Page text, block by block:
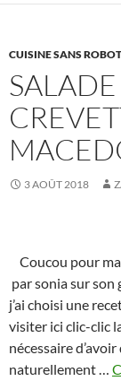
CUISINE SANS ROBOT
3 AOÛT 2018
Coucou pour
par sonia sur
j’ai choisi une
visiter ici clic-clic
nécessaire
naturellement …